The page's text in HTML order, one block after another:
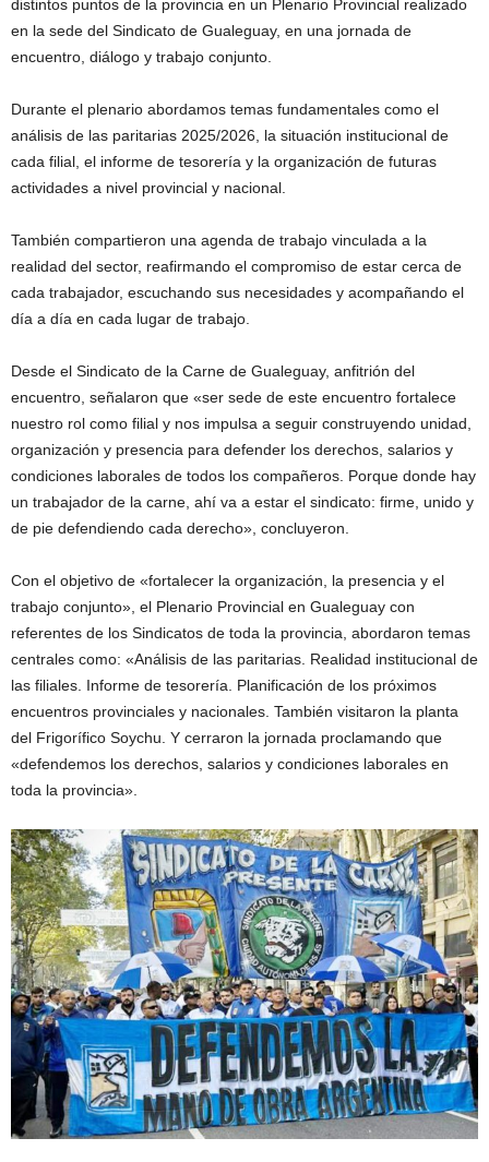
distintos puntos de la provincia en un Plenario Provincial realizado
en la sede del Sindicato de Gualeguay, en una jornada de
encuentro, diálogo y trabajo conjunto.
Durante el plenario abordamos temas fundamentales como el
análisis de las paritarias 2025/2026, la situación institucional de
cada filial, el informe de tesorería y la organización de futuras
actividades a nivel provincial y nacional.
También compartieron una agenda de trabajo vinculada a la
realidad del sector, reafirmando el compromiso de estar cerca de
cada trabajador, escuchando sus necesidades y acompañando el
día a día en cada lugar de trabajo.
Desde el Sindicato de la Carne de Gualeguay, anfitrión del
encuentro, señalaron que «ser sede de este encuentro fortalece
nuestro rol como filial y nos impulsa a seguir construyendo unidad,
organización y presencia para defender los derechos, salarios y
condiciones laborales de todos los compañeros. Porque donde hay
un trabajador de la carne, ahí va a estar el sindicato: firme, unido y
de pie defendiendo cada derecho», concluyeron.
Con el objetivo de «fortalecer la organización, la presencia y el
trabajo conjunto», el Plenario Provincial en Gualeguay con
referentes de los Sindicatos de toda la provincia, abordaron temas
centrales como: «Análisis de las paritarias. Realidad institucional de
las filiales. Informe de tesorería. Planificación de los próximos
encuentros provinciales y nacionales. También visitaron la planta
del Frigorífico Soychu. Y cerraron la jornada proclamando que
«defendemos los derechos, salarios y condiciones laborales en
toda la provincia».